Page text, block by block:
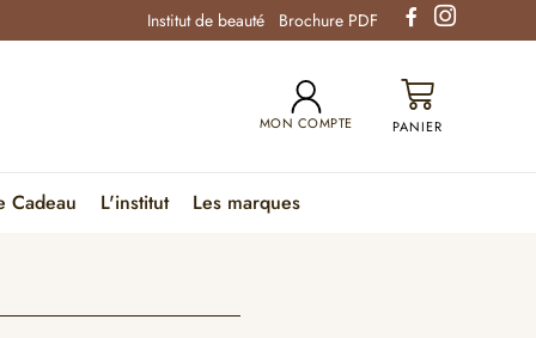
Institut de beauté Brochure PDF
MON COMPTE
Cadeau L'institut Les marques